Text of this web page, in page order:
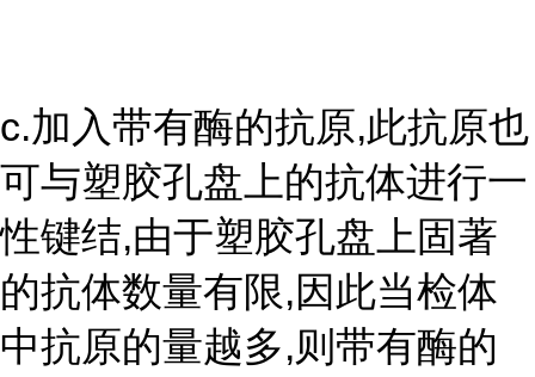
c.加入带有酶的抗原,此抗原也
可与塑胶孔盘上的抗体进行一
性键结,由于塑胶孔盘上固著
的抗体数量有限,因此当检体
中抗原的量越多,则带有酶的